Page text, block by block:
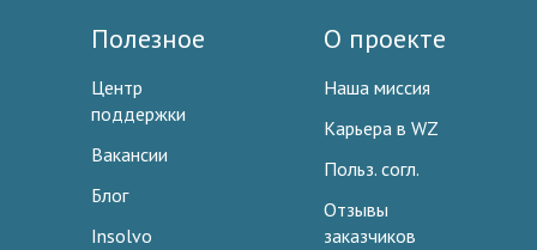
Полезное
Центр
поддержки
Вакансии
Блог
Insolvo
О проекте
Наша миссия
Карьера в WZ
Польз. согл.
Отзывы
заказчиков